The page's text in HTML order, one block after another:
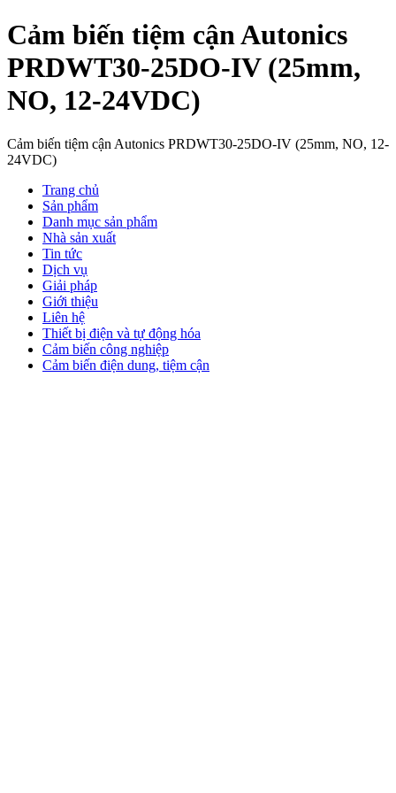
Cảm biến tiệm cận Autonics
PRDWT30-25DO-IV (25mm,
NO, 12-24VDC)
Cảm biến tiệm cận Autonics PRDWT30-25DO-IV (25mm, NO, 12-
24VDC)
Trang chủ
Sản phẩm
Danh mục sản phẩm
Nhà sản xuất
Tin tức
Dịch vụ
Giải pháp
Giới thiệu
Liên hệ
Thiết bị điện và tự động hóa
Cảm biến công nghiệp
Cảm biến điện dung, tiệm cận